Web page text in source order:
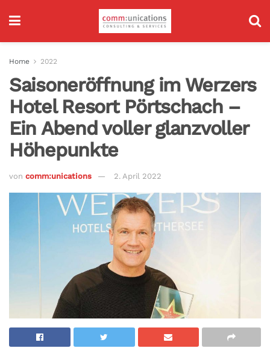
Home 2022
Saisoneröffnung im Werzers
Hotel Resort Pörtschach –
Ein Abend voller glanzvoller
Höhepunkte
von comm:unications 2. April 2022